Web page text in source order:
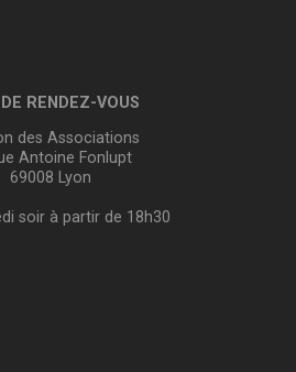
DE RENDEZ-VOUS
des Associations
Antoine Fonlupt
69008 Lyon
soir à partir de 18h30